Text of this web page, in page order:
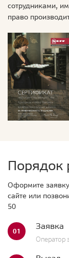
сотрудниками,
право
Порядок
Оформите
сайте или
50
01 Заявка
Оператор